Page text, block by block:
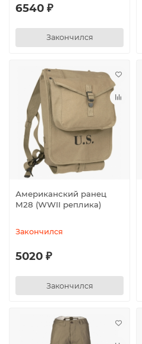
6540 ₽
Закончился
Американский ранец
M28 (WWII реплика)
Закончился
5020 ₽
Закончился